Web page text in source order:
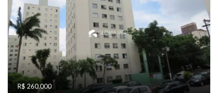
R$ 260.000